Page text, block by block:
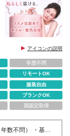
アイコンの説明
学歴不問
リモートOK
服装自由
ブランクOK
国認定取得
数不問） ・基本